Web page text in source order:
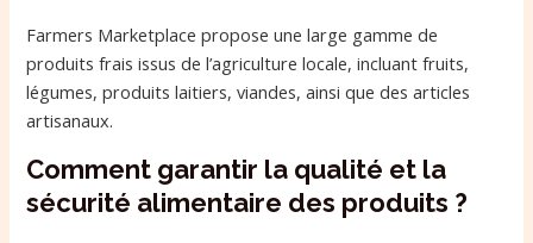
Farmers Marketplace propose une large gamme de
produits frais issus de l’agriculture locale, incluant fruits,
légumes, produits laitiers, viandes, ainsi que des articles
artisanaux.
Comment garantir la qualité et la
sécurité alimentaire des produits ?